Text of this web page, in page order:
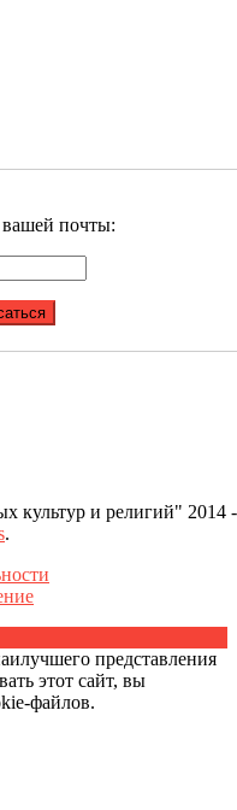
вашей почты:
культур и религий" 2014 -
.
представления
этот сайт, вы
файлов.